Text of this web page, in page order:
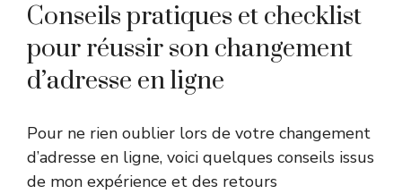
Conseils pratiques et checklist
pour réussir son changement
d’adresse en ligne
Pour ne rien oublier lors de votre changement
d’adresse en ligne, voici quelques conseils issus
de mon expérience et des retours